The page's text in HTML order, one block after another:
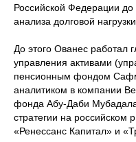
Российской Федерации
анализа долговой
До этого Ованес работал
управления активами
пенсионным фондом
аналитиком в компании
фонда Абу-Даби
стратегии на российском
«Ренессанс Капитал» и